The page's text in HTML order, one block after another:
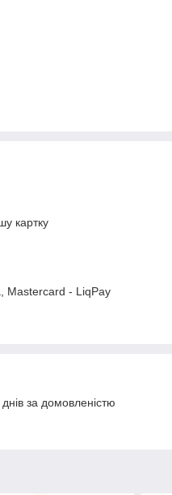
картку
Mastercard - LiqPay
за домовленістю